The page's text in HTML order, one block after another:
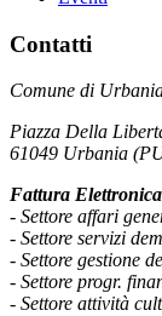
Contatti
Comune di
Piazza Della
61049 Urbania
Fattura Elettronica
- Settore affari
- Settore servizi
- Settore gestione
- Settore progr.
- Settore attività